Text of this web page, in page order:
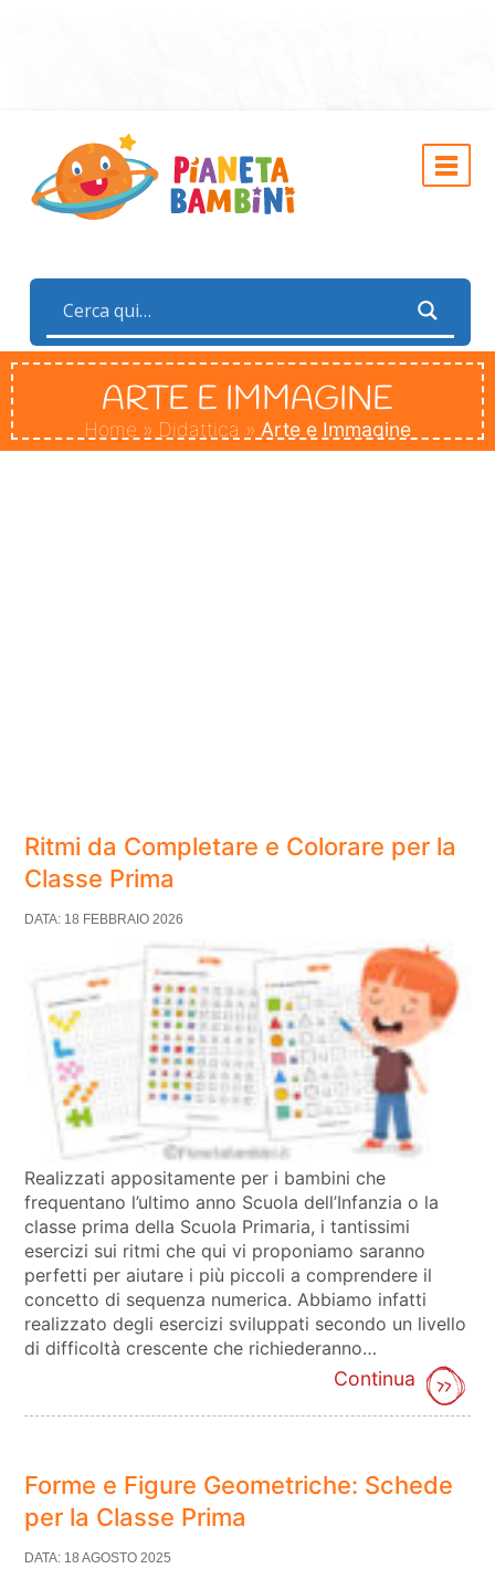
ARTE E IMMAGINE
Home » Didattica » Arte e Immagine
Ritmi da Completare e Colorare per la
Classe Prima
DATA: 18 FEBBRAIO 2026
Realizzati appositamente per i bambini che
frequentano l’ultimo anno Scuola dell’Infanzia o la
classe prima della Scuola Primaria, i tantissimi
esercizi sui ritmi che qui vi proponiamo saranno
perfetti per aiutare i più piccoli a comprendere il
concetto di sequenza numerica. Abbiamo infatti
realizzato degli esercizi sviluppati secondo un livello
di difficoltà crescente che richiederanno…
Continua
Forme e Figure Geometriche: Schede
per la Classe Prima
DATA: 18 AGOSTO 2025